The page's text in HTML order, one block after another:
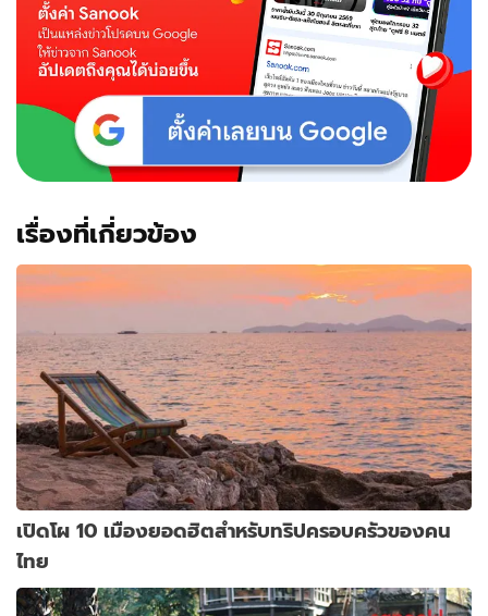
สนุก
แห่ง
แรก
เชียงใหม่!
เรื่องที่เกี่ยวข้อง
เปิดโผ 10 เมืองยอดฮิตสำหรับทริปครอบครัวของคน
ไทย